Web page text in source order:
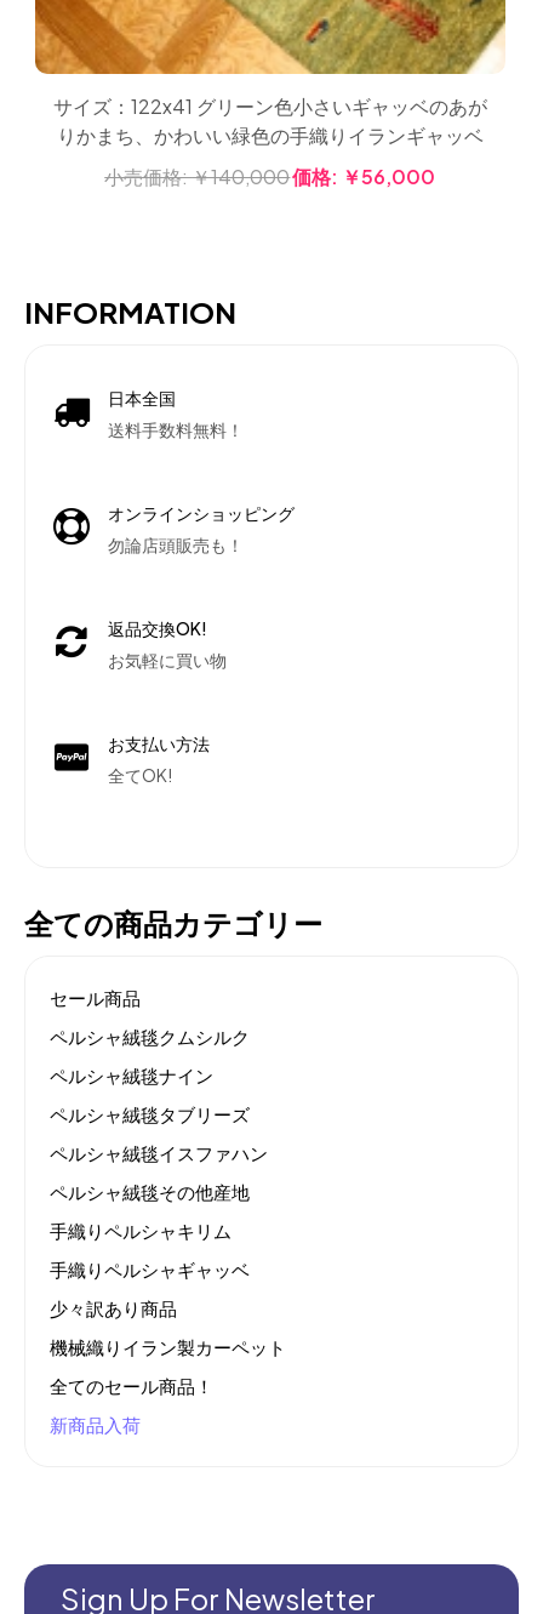
サイズ：122x41 グリーン色小さいギャッベのあが
りかまち、かわいい緑色の手織りイランギャッベ
小売価格:￥140,000価格: ￥56,000
INFORMATION
日本全国
送料手数料無料！
オンラインショッピング
勿論店頭販売も！
返品交換OK!
お気軽に買い物
お支払い方法
全てOK!
全ての商品カテゴリー
セール商品
ペルシャ絨毯クムシルク
ペルシャ絨毯ナイン
ペルシャ絨毯タブリーズ
ペルシャ絨毯イスファハン
ペルシャ絨毯その他産地
手織りペルシャキリム
手織りペルシャギャッベ
少々訳あり商品
機械織りイラン製カーペット
全てのセール商品！
新商品入荷
Sign Up For Newsletter